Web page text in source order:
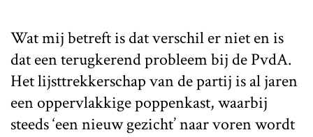
Wat mij betreft is dat verschil er niet en is
dat een terugkerend probleem bij de PvdA.
Het lijsttrekkerschap van de partij is al jaren
een oppervlakkige poppenkast, waarbij
steeds ‘een nieuw gezicht’ naar voren wordt